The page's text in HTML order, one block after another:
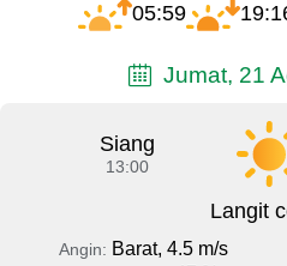
05:59
Jumat, 21
Siang
13:00
Langit
Angin: Barat, 4.5 m/s